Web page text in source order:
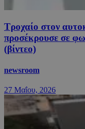
Τροχαίο στον
προσέκρουσε σε
(βίντεο)
newsroom
27 Μαΐου, 2026